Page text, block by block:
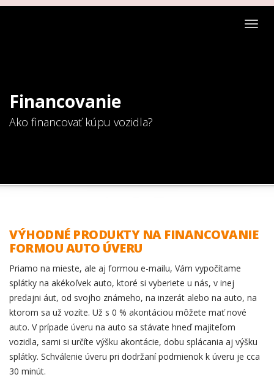
Financovanie
Ako financovať kúpu vozidla?
VÝHODNÉ PRODUKTY NA FINANCOVANIE
FORMOU AUTO ÚVERU
Priamo na mieste, ale aj formou e-mailu, Vám vypočítame
splátky na akékoľvek auto, ktoré si vyberiete u nás, v inej
predajni áut, od svojho známeho, na inzerát alebo na auto, na
ktorom sa už vozíte. Už s 0 % akontáciou môžete mať nové
auto. V prípade úveru na auto sa stávate hneď majiteľom
vozidla, sami si určíte výšku akontácie, dobu splácania aj výšku
splátky. Schválenie úveru pri dodržaní podmienok k úveru je cca
30 minút.